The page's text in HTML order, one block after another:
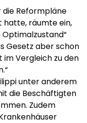
die Reformpläne
hatte, räumte ein,
Gesetz aber schon
Vergleich zu den
unter anderem
die Beschäftigten
Zudem